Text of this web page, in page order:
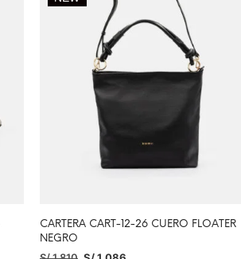
CARTERA CART-12-26 CUERO FLOATER
NEGRO